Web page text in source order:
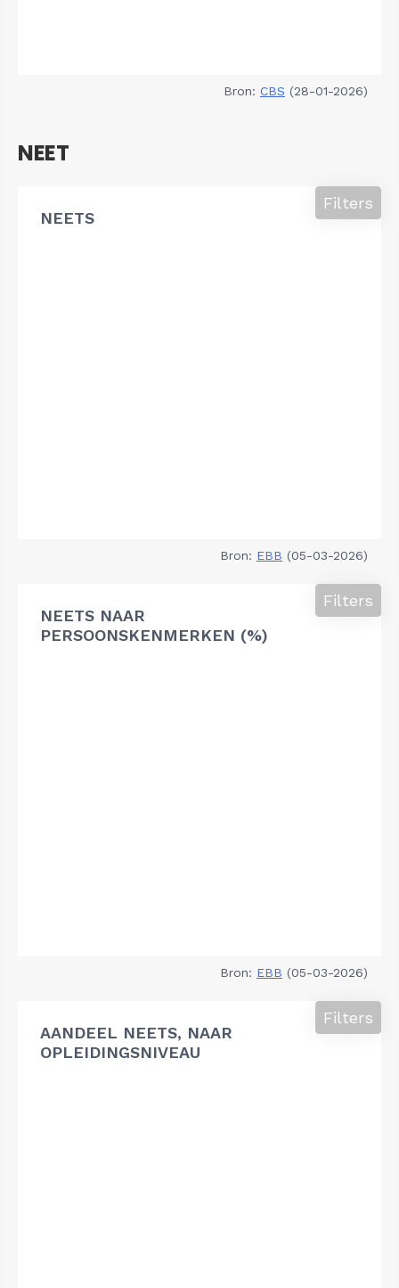
Bron: CBS (28-01-2026)
NEET
NEETS
Filters
Bron: EBB (05-03-2026)
NEETS NAAR
PERSOONSKENMERKEN (%)
Filters
Bron: EBB (05-03-2026)
AANDEEL NEETS, NAAR
OPLEIDINGSNIVEAU
Filters